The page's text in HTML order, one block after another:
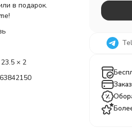
в подарок.
× 2